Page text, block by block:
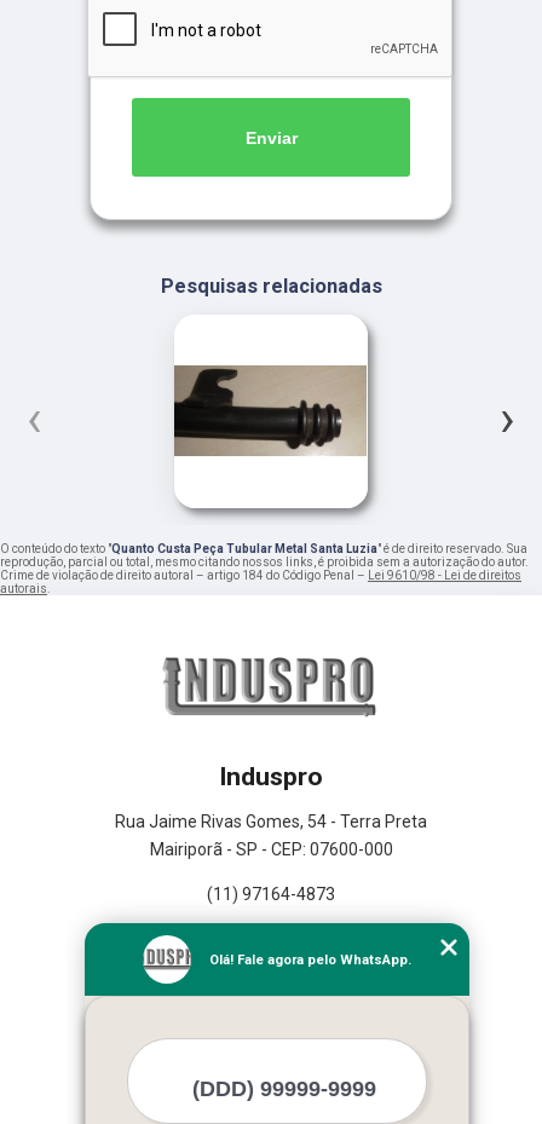
Enviar
Pesquisas relacionadas
‹ ›
O conteúdo do texto "Quanto Custa Peça Tubular Metal Santa Luzia" é de direito reservado. Sua
reprodução, parcial ou total, mesmo citando nossos links, é proibida sem a autorização do autor.
Crime de violação de direito autoral – artigo 184 do Código Penal – Lei 9610/98 - Lei de direitos
autorais.
Induspro
Rua Jaime Rivas Gomes, 54 - Terra Preta
Mairiporã - SP - CEP: 07600-000
(11) 97164-4873
Empresa
Missão
Mapa do site
Mais Serviços
Olá! Fale agora pelo WhatsApp.